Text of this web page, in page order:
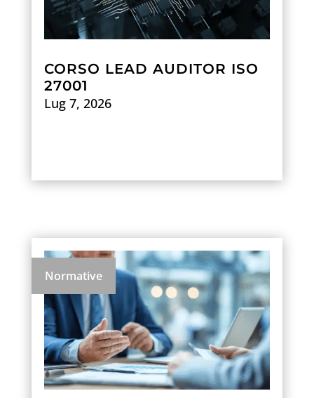
CORSO LEAD AUDITOR ISO
27001
Lug 7, 2026
Normative